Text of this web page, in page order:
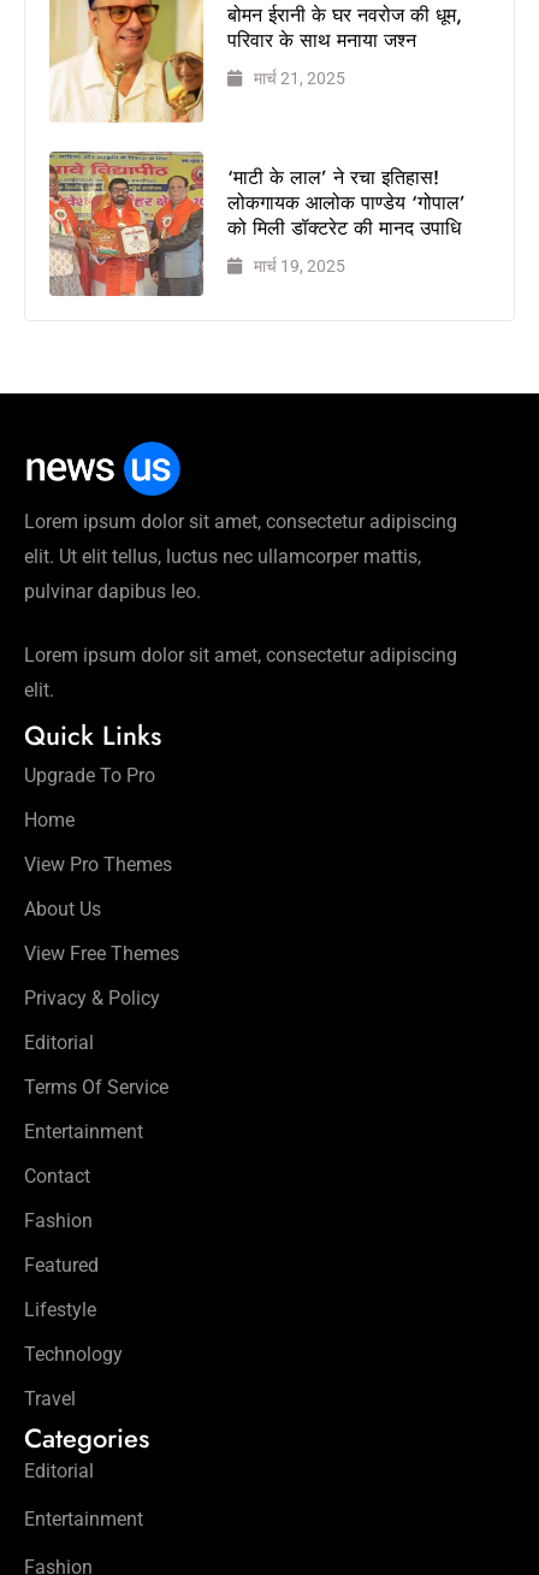
बोमन ईरानी के घर नवरोज की धूम,
परिवार के साथ मनाया जश्न
मार्च 21, 2025
‘माटी के लाल’ ने रचा इतिहास!
लोकगायक आलोक पाण्डेय ‘गोपाल’
को मिली डॉक्टरेट की मानद उपाधि
मार्च 19, 2025
Lorem ipsum dolor sit amet, consectetur adipiscing
elit. Ut elit tellus, luctus nec ullamcorper mattis,
pulvinar dapibus leo.
Lorem ipsum dolor sit amet, consectetur adipiscing
elit.
Quick Links
Upgrade To Pro
Home
View Pro Themes
About Us
View Free Themes
Privacy & Policy
Editorial
Terms Of Service
Entertainment
Contact
Fashion
Featured
Lifestyle
Technology
Travel
Categories
Editorial
Entertainment
Fashion